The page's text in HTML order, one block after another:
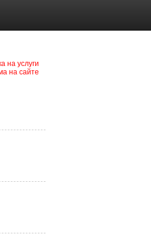
на услуги
на сайте